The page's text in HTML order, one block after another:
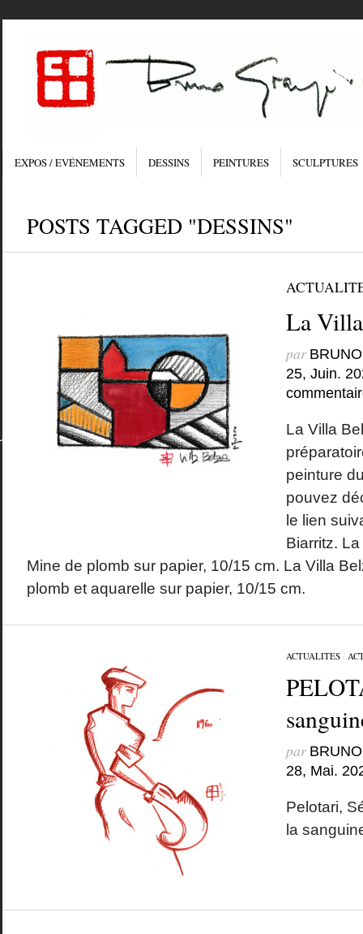
EXPOS / EVÉNEMENTS DESSINS PEINTURES SCULPTURES
POSTS TAGGED "DESSINS"
La
par
25, Juin.
La Villa
peinture
pouvez
le lien
Biarritz.
Mine de plomb sur papier, 10/15 cm. La Villa
plomb et aquarelle sur papier, 10/15 cm.
ACTUALITES/
par
28, Mai.
Pelotari,
la